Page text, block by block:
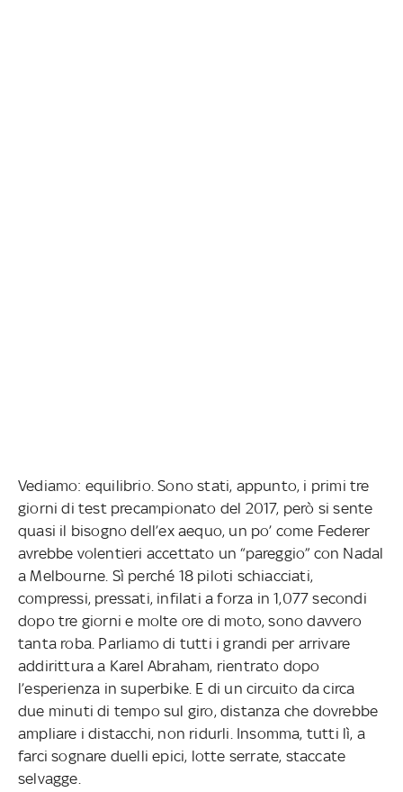
Vediamo: equilibrio. Sono stati, appunto, i primi tre
giorni di test precampionato del 2017, però si sente
quasi il bisogno dell’ex aequo, un po’ come Federer
avrebbe volentieri accettato un “pareggio” con Nadal
a Melbourne. Sì perché 18 piloti schiacciati,
compressi, pressati, infilati a forza in 1,077 secondi
dopo tre giorni e molte ore di moto, sono davvero
tanta roba. Parliamo di tutti i grandi per arrivare
addirittura a Karel Abraham, rientrato dopo
l’esperienza in superbike. E di un circuito da circa
due minuti di tempo sul giro, distanza che dovrebbe
ampliare i distacchi, non ridurli. Insomma, tutti lì, a
farci sognare duelli epici, lotte serrate, staccate
selvagge.